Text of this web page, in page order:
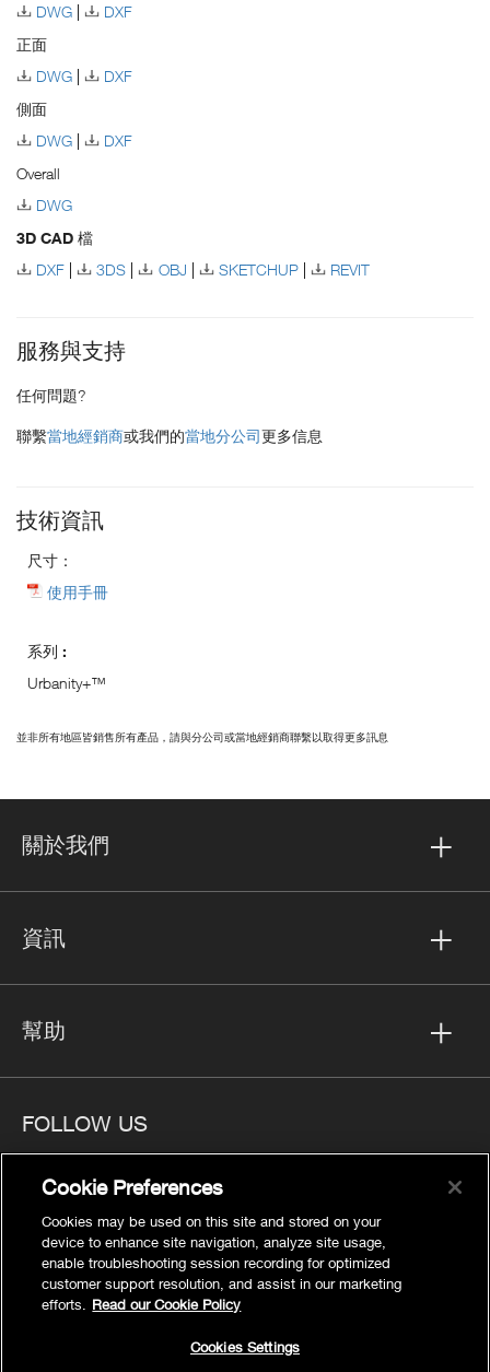
DWG
DXF
正面
DWG
DXF
側面
DWG
DXF
Overall
DWG
3D CAD 檔
DXF
3DS OBJ SKETCHUP REVIT
服務與支持
任何問題?
聯繫當地經銷商或我們的當地分公司更多信息
技術資訊
尺寸：
使用手冊
系列 :
Urbanity+™
並非所有地區皆銷售所有產品，請與分公司或當地經銷商聯繫以取得更多訊息
關於我們
資訊
幫助
FOLLOW US
隱私
Cookies Settings
法律聲明
Cookie Preferences
Cookies may be used on this site and stored on your
device to enhance site navigation, analyze site usage,
enable troubleshooting session recording for optimized
customer support resolution, and assist in our marketing
efforts.
Read our Cookie Policy
Cookies Settings